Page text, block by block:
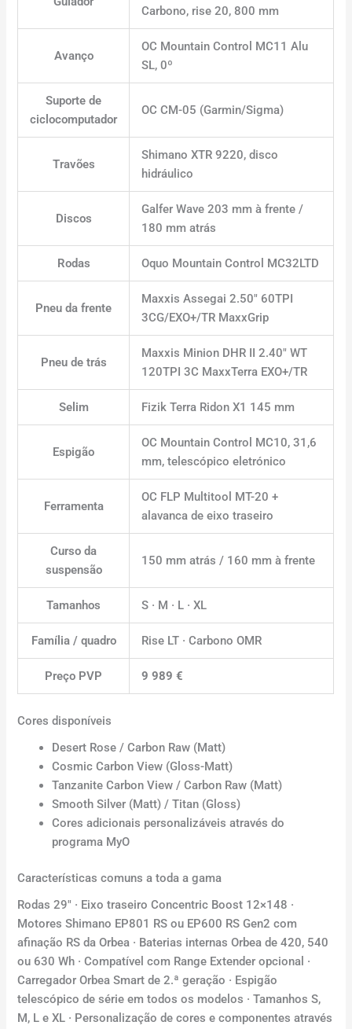
Carbono, rise 20, 800 mm
Avanço
OC Mountain Control MC11 Alu
SL, 0º
Suporte de
ciclocomputador
OC CM-05 (Garmin/Sigma)
Travões
Shimano XTR 9220, disco
hidráulico
Discos
Galfer Wave 203 mm à frente /
180 mm atrás
Rodas Oquo Mountain Control MC32LTD
Pneu da frente
Maxxis Assegai 2.50″ 60TPI
3CG/EXO+/TR MaxxGrip
Pneu de trás
Maxxis Minion DHR II 2.40″ WT
120TPI 3C MaxxTerra EXO+/TR
Selim Fizik Terra Ridon X1 145 mm
Espigão
OC Mountain Control MC10, 31,6
mm, telescópico eletrónico
Ferramenta
OC FLP Multitool MT-20 +
alavanca de eixo traseiro
Curso da
suspensão
150 mm atrás / 160 mm à frente
Tamanhos S · M · L · XL
Família / quadro Rise LT · Carbono OMR
Preço PVP 9 989 €
Cores disponíveis
Desert Rose / Carbon Raw (Matt)
Cosmic Carbon View (Gloss-Matt)
Tanzanite Carbon View / Carbon Raw (Matt)
Smooth Silver (Matt) / Titan (Gloss)
Cores adicionais personalizáveis através do
programa MyO
Características comuns a toda a gama
Rodas 29″ · Eixo traseiro Concentric Boost 12×148 ·
Motores Shimano EP801 RS ou EP600 RS Gen2 com
afinação RS da Orbea · Baterias internas Orbea de 420, 540
ou 630 Wh · Compatível com Range Extender opcional ·
Carregador Orbea Smart de 2.ª geração · Espigão
telescópico de série em todos os modelos · Tamanhos S,
M, L e XL · Personalização de cores e componentes através